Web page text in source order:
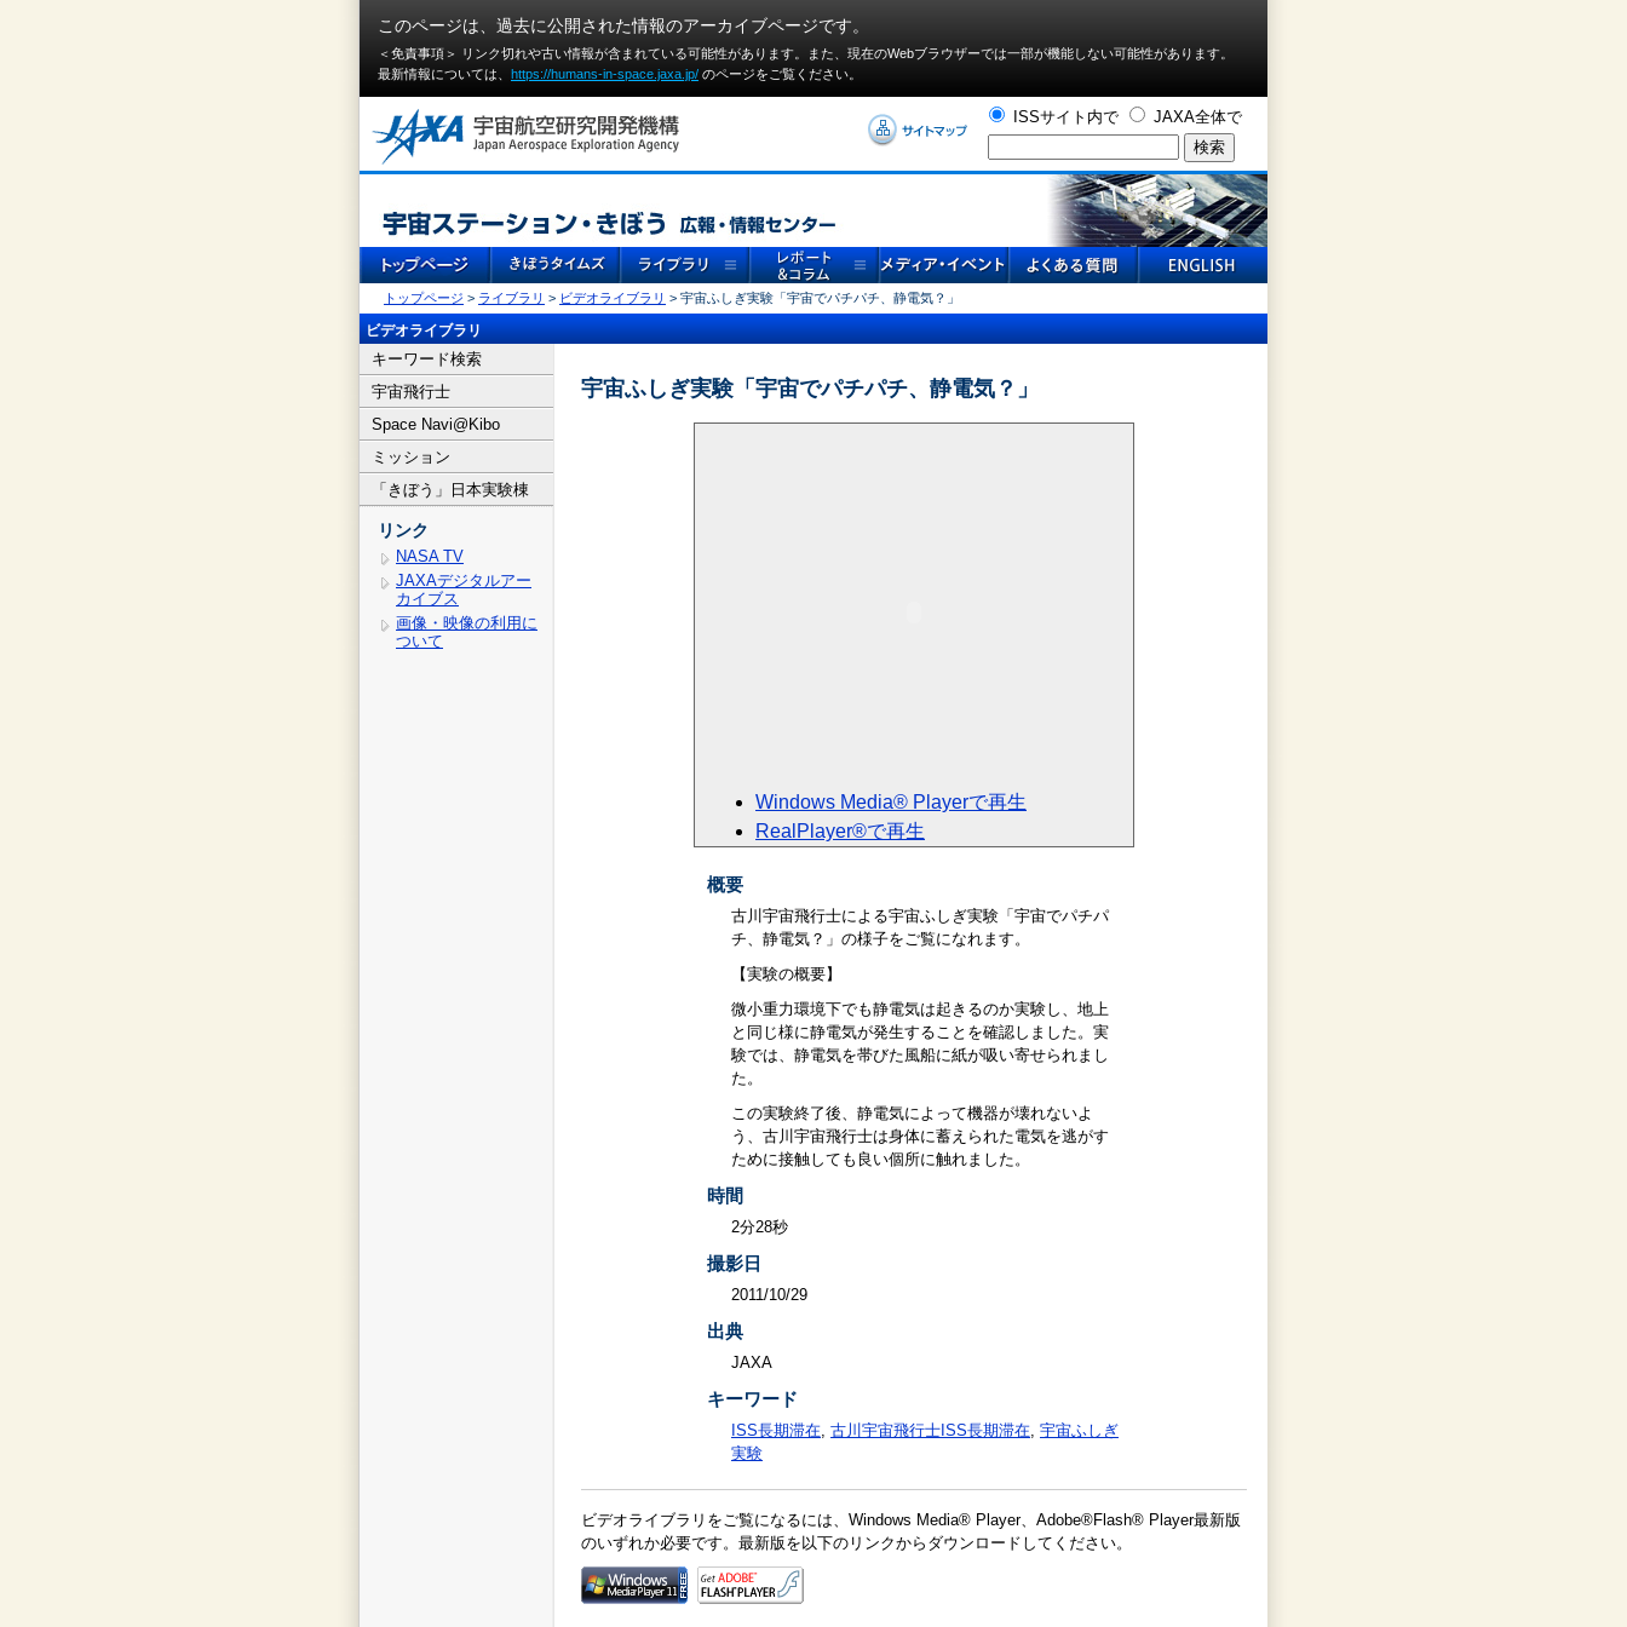
このページは、過去に公開された情報のアーカイブページです。
＜免責事項＞ リンク切れや古い情報が含まれている可能性があります。また、現在のWebブラウザーでは⼀部が機能しない可能性があります。
最新情報については、 https://humans-in-space.jaxa.jp/ のページをご覧ください。
ISSサイト内で JAXA全体で
トップページ > ライブラリ > ビデオライブラリ > 宇宙ふしぎ実験「宇宙でパチパチ、静電気？」
ビデオライブラリ
キーワード検索
宇宙飛行士
Space Navi@Kibo
ミッション
「きぼう」日本実験棟
リンク
NASA TV
JAXAデジタルアー
カイブス
画像・映像の利用に
ついて
宇宙ふしぎ実験「宇宙でパチパチ、静電気？」
Windows Media® Playerで再生
RealPlayer®で再生
概要
古川宇宙飛行士による宇宙ふしぎ実験「宇宙でパチパ
チ、静電気？」の様子をご覧になれます。
【実験の概要】
微小重力環境下でも静電気は起きるのか実験し、地上
と同じ様に静電気が発生することを確認しました。実
験では、静電気を帯びた風船に紙が吸い寄せられまし
た。
この実験終了後、静電気によって機器が壊れないよ
う、古川宇宙飛行士は身体に蓄えられた電気を逃がす
ために接触しても良い個所に触れました。
時間
2分28秒
撮影日
2011/10/29
出典
JAXA
キーワード
ISS長期滞在, 古川宇宙飛行士ISS長期滞在, 宇宙ふしぎ
実験
ビデオライブラリをご覧になるには、Windows Media® Player、Adobe®Flash® Player最新版
のいずれか必要です。最新版を以下のリンクからダウンロードしてください。